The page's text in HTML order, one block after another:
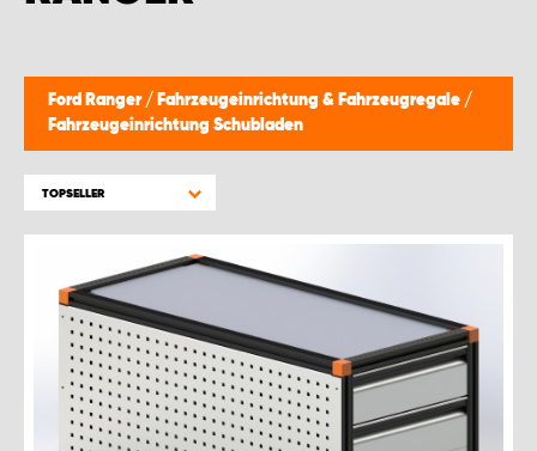
Ford Ranger / Fahrzeugeinrichtung & Fahrzeugregale /
Fahrzeugeinrichtung Schubladen
TOPSELLER
WORK SYSTEM GERA
WORK SYSTEM HAMBURG
WORK SYSTEM LUDWIGSHAFEN
WORK SYSTEM MAGDEBURG
WORK SYSTEM MÜNCHEN
WORK SYSTEM OSNABRÜCK